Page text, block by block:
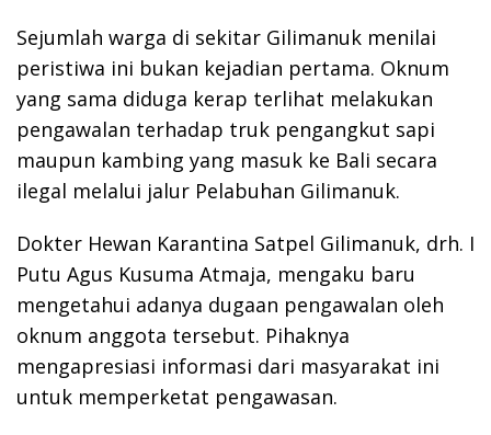
Sejumlah warga di sekitar Gilimanuk menilai
peristiwa ini bukan kejadian pertama. Oknum
yang sama diduga kerap terlihat melakukan
pengawalan terhadap truk pengangkut sapi
maupun kambing yang masuk ke Bali secara
ilegal melalui jalur Pelabuhan Gilimanuk.
Dokter Hewan Karantina Satpel Gilimanuk, drh. I
Putu Agus Kusuma Atmaja, mengaku baru
mengetahui adanya dugaan pengawalan oleh
oknum anggota tersebut. Pihaknya
mengapresiasi informasi dari masyarakat ini
untuk memperketat pengawasan.